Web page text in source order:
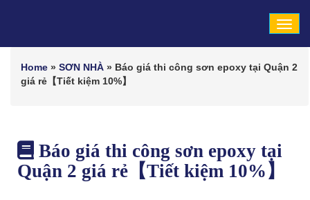
Home » SƠN NHÀ » Báo giá thi công sơn epoxy tại Quận 2
giá rẻ【Tiết kiệm 10%】
Báo giá thi công sơn epoxy tại
Quận 2 giá rẻ【Tiết kiệm 10%】